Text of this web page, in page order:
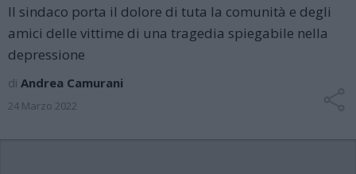
Il sindaco porta il dolore di tuta la comunità e degli
amici delle vittime di una tragedia spiegabile nella
depressione
di Andrea Camurani
24 Marzo 2022